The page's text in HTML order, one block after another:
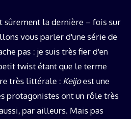
sûrement la dernière – fois sur
vous parler d'une série de
pas : je suis très fier d'en
twist étant que le terme
très littérale : Keijoest une
protagonistes ont un rôle très
par ailleurs. Mais pas